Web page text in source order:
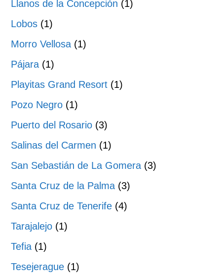
Llanos de la Concepción (1)
Lobos (1)
Morro Vellosa (1)
Pájara (1)
Playitas Grand Resort (1)
Pozo Negro (1)
Puerto del Rosario (3)
Salinas del Carmen (1)
San Sebastián de La Gomera (3)
Santa Cruz de la Palma (3)
Santa Cruz de Tenerife (4)
Tarajalejo (1)
Tefia (1)
Tesejerague (1)